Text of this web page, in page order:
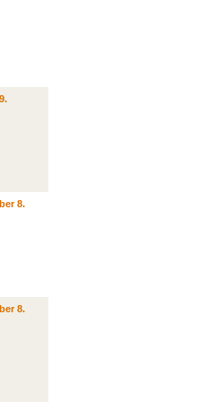
8.
8.